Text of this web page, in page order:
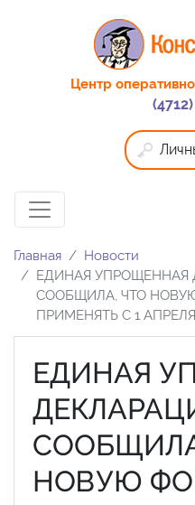
Центр
Главная
Новости
ЕДИНАЯ УПРОЩЕННАЯ
СООБЩИЛА, ЧТО
ПРИМЕНЯТЬ С 1
ЕДИНАЯ
НОВУЮ